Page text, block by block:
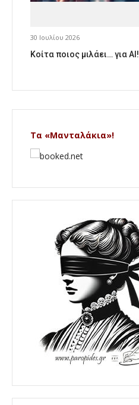
30 Ιουλίου 2026
Κοίτα ποιος μιλάει… για AI!
Τα «Μανταλάκια»!